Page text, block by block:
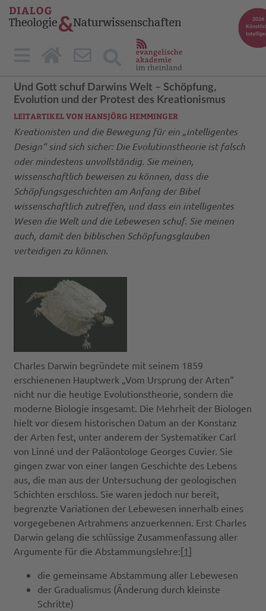
Und Gott schuf Darwins Welt – Schöpfung,
Evolution und der Protest des Kreationismus
LEITARTIKEL VON HANSJÖRG HEMMINGER
Kreationisten und die Bewegung für ein „intelligentes
Design“ sind sich sicher: Die Evolutionstheorie ist falsch
oder mindestens unvollständig. Sie meinen,
wissenschaftlich beweisen zu können, dass die
Schöpfungsgeschichten am Anfang der Bibel
wissenschaftlich zutreffen, und dass ein intelligentes
Wesen die Welt und die Lebewesen schuf. Sie meinen
auch, damit den biblischen Schöpfungsglauben
verteidigen zu können.
Charles Darwin begründete mit seinem 1859
erschienenen Hauptwerk „Vom Ursprung der Arten“
nicht nur die heutige Evolutionstheorie, sondern die
moderne Biologie insgesamt. Die Mehrheit der Biologen
hielt vor diesem historischen Datum an der Konstanz
der Arten fest, unter anderem der Systematiker Carl
von Linné und der Paläontologe Georges Cuvier. Sie
gingen zwar von einer langen Geschichte des Lebens
aus, die man aus der Untersuchung der geologischen
Schichten erschloss. Sie waren jedoch nur bereit,
begrenzte Variationen der Lebewesen innerhalb eines
vorgegebenen Artrahmens anzuerkennen. Erst Charles
Darwin gelang die schlüssige Zusammenfassung aller
Argumente für die Abstammungslehre:[1]
die gemeinsame Abstammung aller Lebewesen
der Gradualismus (Änderung durch kleinste
Schritte)